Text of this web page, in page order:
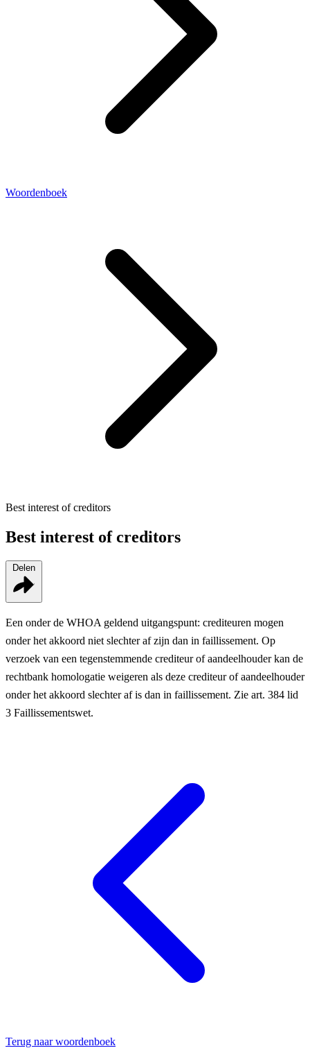
Woordenboek
Best interest of creditors
Best interest of creditors
Een onder de WHOA geldend uitgangspunt: crediteuren mogen
onder het akkoord niet slechter af zijn dan in faillissement. Op
verzoek van een tegenstemmende crediteur of aandeelhouder kan de
rechtbank homologatie weigeren als deze crediteur of aandeelhouder
onder het akkoord slechter af is dan in faillissement. Zie art. 384 lid
3 Faillissementswet.
Terug naar woordenboek